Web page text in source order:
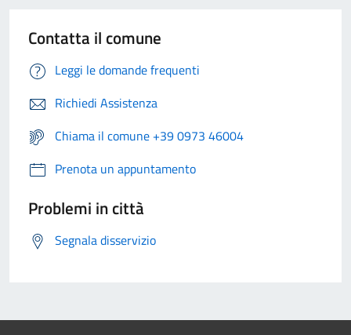
Contatta il comune
Leggi le domande frequenti
Richiedi Assistenza
Chiama il comune +39 0973 46004
Prenota un appuntamento
Problemi in città
Segnala disservizio